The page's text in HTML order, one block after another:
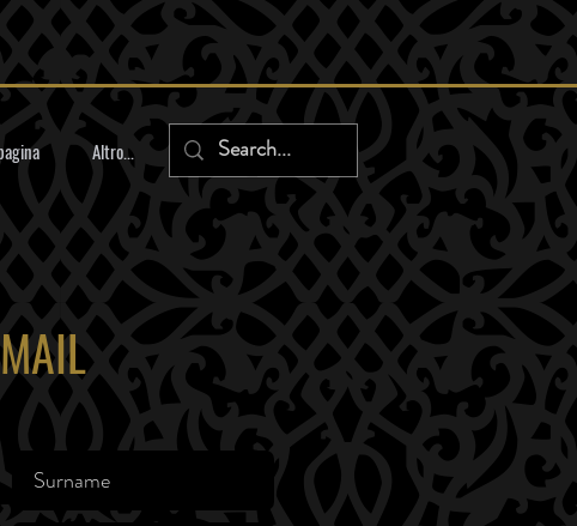
Altro...